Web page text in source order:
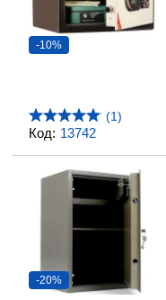
Код: 13742
-10%
(1)
-20%